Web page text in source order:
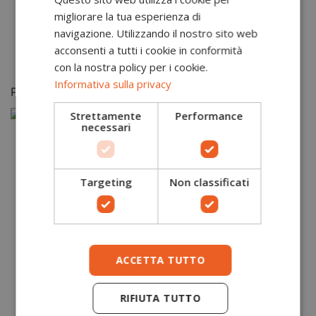
ortopedici che mantengono inalterati i requisiti
relativi alla normativa EN ISO 20345.
Potrebbero piacerti anche
migliorare la tua esperienza di
navigazione. Utilizzando il nostro sito web
acconsenti a tutti i cookie in conformità
con la nostra policy per i cookie.
Informativa sulla privacy
Strettamente
necessari
Performance
Targeting Non classificati
ACCETTA TUTTO
RIFIUTA TUTTO